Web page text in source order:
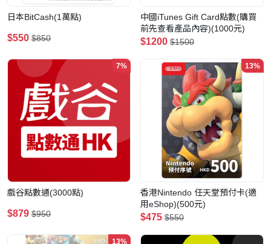
日本BitCash(1萬點)
$550 $850
中國iTunes Gift Card點數(購買
前先查看產品內容)(1000元)
$1200 $1500
7%
戲谷點數通(3000點)
$879 $950
13%
香港Nintendo 任天堂預付卡(適
用eShop)(500元)
$475 $550
13%